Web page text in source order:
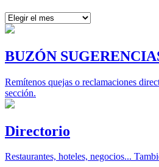
Archivos
BUZÓN
Remítenos quejas o reclamaciones
sección.
Directorio
Restaurantes, hoteles, negocios...